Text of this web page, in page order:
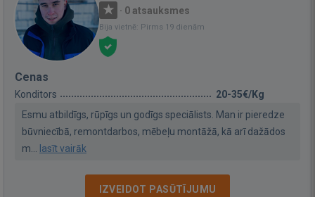
· 0 atsauksmes
Bija vietnē: Pirms 19 dienām
Cenas
Konditors
20-35€/Kg
Esmu atbildīgs, rūpīgs un godīgs speciālists. Man ir pieredze
būvniecībā, remontdarbos, mēbeļu montāžā, kā arī dažādos
m...
lasīt vairāk
IZVEIDOT PASŪTĪJUMU